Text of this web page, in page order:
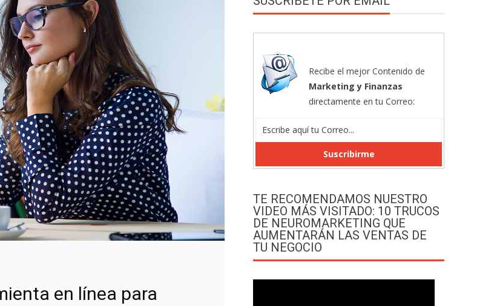
en línea para
Recibe el mejor Contenido de
Marketing y Finanzas
directamente en tu Correo:
TE RECOMENDAMOS NUESTRO
VIDEO MÁS VISITADO: 10 TRUCOS
DE NEUROMARKETING QUE
AUMENTARÁN LAS VENTAS DE
TU NEGOCIO